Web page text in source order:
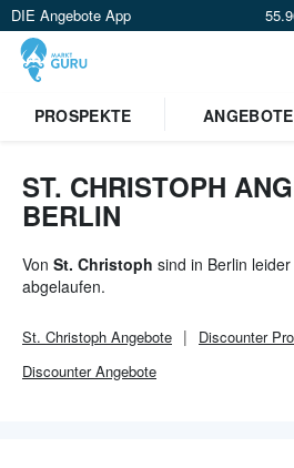
DIE Angebote App
PROSPEKTE ANGEBOTE
ST. CHRISTOPH
BERLIN
Von St. Christoph sind in Berlin
abgelaufen.
St. Christoph Angebote Discounter
DiscounterAngebote